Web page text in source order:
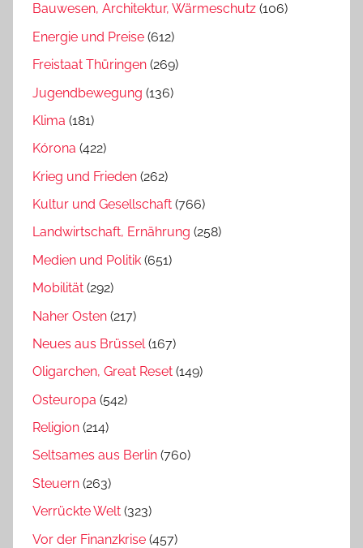
Bauwesen, Architektur, Wärmeschutz (106)
Energie und Preise (612)
Freistaat Thüringen (269)
Jugendbewegung (136)
Klima (181)
Kórona (422)
Krieg und Frieden (262)
Kultur und Gesellschaft (766)
Landwirtschaft, Ernährung (258)
Medien und Politik (651)
Mobilität (292)
Naher Osten (217)
Neues aus Brüssel(167)
Oligarchen, Great Reset (149)
Osteuropa (542)
Religion (214)
Seltsames aus Berlin (760)
Steuern (263)
Verrückte Welt (323)
Vor der Finanzkrise (457)